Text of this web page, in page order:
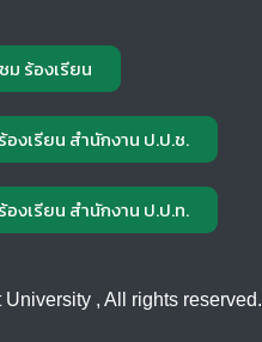
ม ร้องเรียน
องเรียน สำนักงาน ป.ป.ช.
องเรียน สำนักงาน ป.ป.ท.
, All rights reserved.